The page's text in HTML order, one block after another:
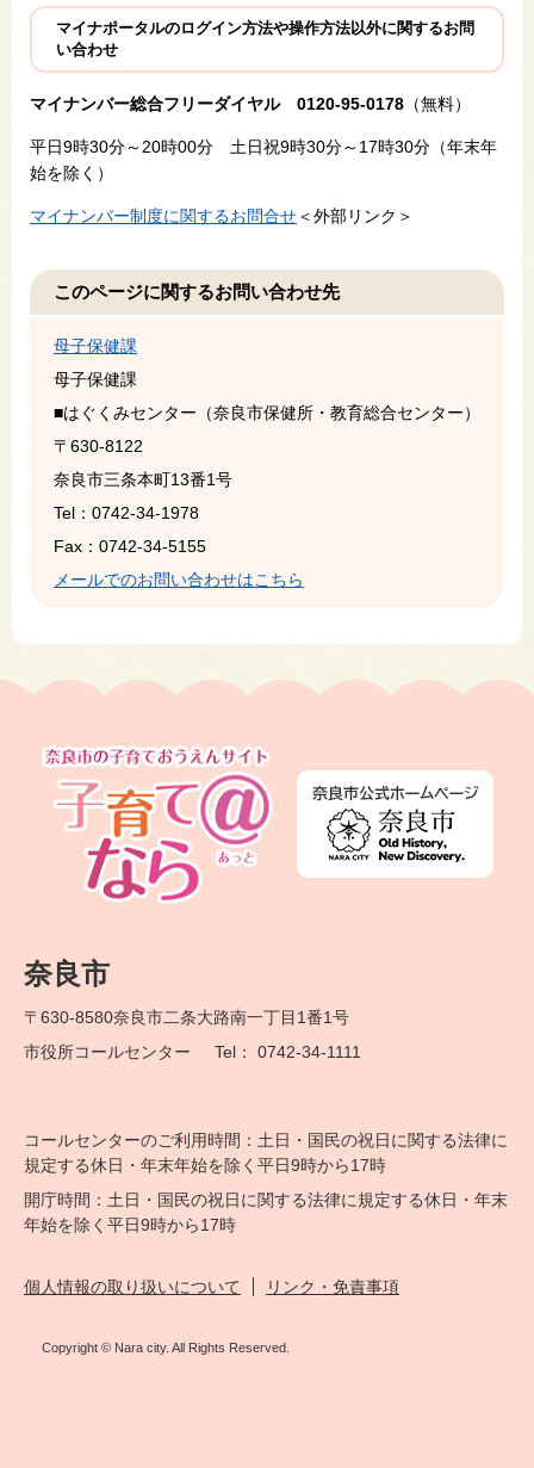
マイナポータルのログイン方法や操作方法以外に関するお問
い合わせ
マイナンバー総合フリーダイヤル 0120-95-0178 （無料）
平日9時30分～20時00分 土日祝9時30分～17時30分（年末年
始を除く）
マイナンバー制度に関するお問合せ＜外部リンク＞
このページに関するお問い合わせ先
母子保健課
母子保健課
■はぐくみセンター（奈良市保健所・教育総合センター）
〒630-8122
奈良市三条本町13番1号
Tel：0742-34-1978
Fax：0742-34-5155
メールでのお問い合わせはこちら
奈良市
〒630-8580奈良市二条大路南一丁目1番1号
市役所コールセンター
Tel： 0742-34-1111
コールセンターのご利用時間：土日・国民の祝日に関する法律に
規定する休日・年末年始を除く平日9時から17時
開庁時間：土日・国民の祝日に関する法律に規定する休日・年末
年始を除く平日9時から17時
個人情報の取り扱いについて リンク・免責事項
Copyright © Nara city. All Rights Reserved.